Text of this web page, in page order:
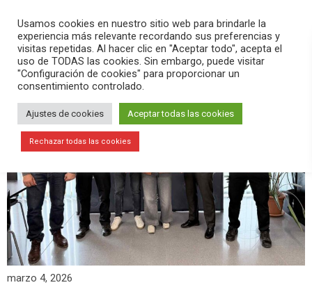
search menu pause PLAY
marzo 4, 2026
Usamos cookies en nuestro sitio web para brindarle la
experiencia más relevante recordando sus preferencias y
visitas repetidas. Al hacer clic en "Aceptar todo", acepta el
uso de TODAS las cookies. Sin embargo, puede visitar
"Configuración de cookies" para proporcionar un
consentimiento controlado.
Ajustes de cookies Aceptar todas las cookies
Rechazar todas las cookies